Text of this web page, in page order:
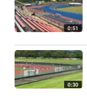
0:51
0:30